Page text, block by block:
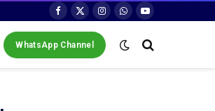
Facebook
X
(Twitter)
Instagram
WhatsApp
YouTube
WhatsApp Channel